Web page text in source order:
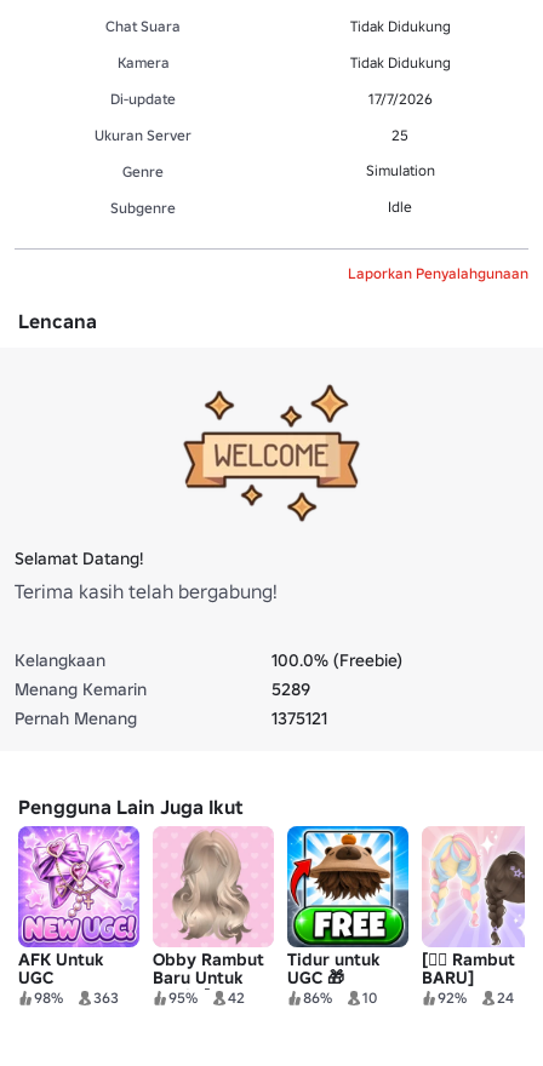
Chat Suara
Tidak Didukung
Kamera
Tidak Didukung
Di-update
17/7/2026
Ukuran Server
25
Genre
Simulation
Subgenre Idle
Laporkan Penyalahgunaan
Lencana
Selamat Datang!
Terima kasih telah bergabung!
Kelangkaan
100.0% (Freebie)
Menang Kemarin
5289
Pernah Menang
1375121
Pengguna Lain Juga Ikut
AFK Untuk
UGC
98% 363
Obby Rambut
Baru Untuk
Gadis [UGC
95% 42
Tidur untuk
UGC 🎁
86% 10
[💇‍♀️ Rambut
BARU]
Kumpulkan
92% 24